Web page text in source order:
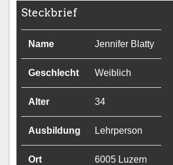
Steckbrief
Name Jennifer Blatty
Geschlecht Weiblich
Alter 34
Ausbildung Lehrperson
Ort 6005 Luzern